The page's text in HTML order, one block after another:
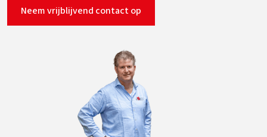
Neem vrijblijvend contact op